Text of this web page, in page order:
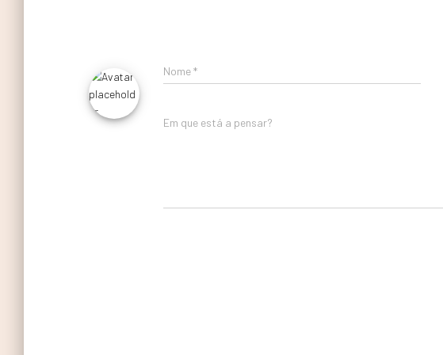
Nome*
Em que está a pensar?